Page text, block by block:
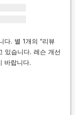
다. 별 1개의 "리뷰
있습니다. 레슨 개선
바랍니다.